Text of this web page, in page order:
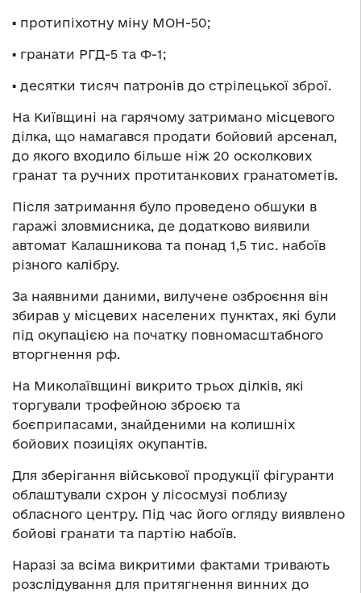
▪️ протипіхотну міну МОН-50;
▪️ гранати РГД-5 та Ф-1;
▪️ десятки тисяч патронів до стрілецької зброї.
На Київщині на гарячому затримано місцевого
ділка, що намагався продати бойовий арсенал,
до якого входило більше ніж 20 осколкових
гранат та ручних протитанкових гранатометів.
Після затримання було проведено обшуки в
гаражі зловмисника, де додатково виявили
автомат Калашникова та понад 1,5 тис. набоїв
різного калібру.
За наявними даними, вилучене озброєння він
збирав у місцевих населених пунктах, які були
під окупацією на початку повномасштабного
вторгнення рф.
На Миколаївщині викрито трьох ділків, які
торгували трофейною зброєю та
боєприпасами, знайденими на колишніх
бойових позиціях окупантів.
Для зберігання військової продукції фігуранти
облаштували схрон у лісосмузі поблизу
обласного центру. Під час його огляду виявлено
бойові гранати та партію набоїв.
Наразі за всіма викритими фактами тривають
розслідування для притягнення винних до